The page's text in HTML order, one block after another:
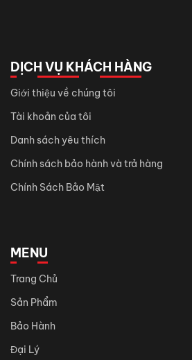
DỊCH VỤ KHÁCH HÀNG
Giới thiệu về chúng tôi
Tài khoản của tôi
Danh sách yêu thích
Chính sách bảo hành và trả hàng
Chính Sách Bảo Mật
MENU
Trang Chủ
Sản Phẩm
Bảo Hành
Đại Lý